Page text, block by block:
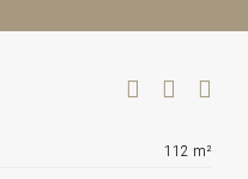
112 m²